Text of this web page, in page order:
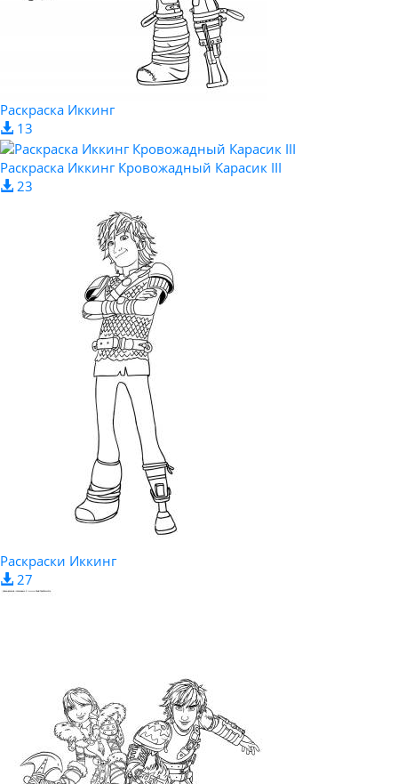
Раскраска Иккинг
13
Раскраска Иккинг Кровожадный Карасик III
23
Раскраски Иккинг
27